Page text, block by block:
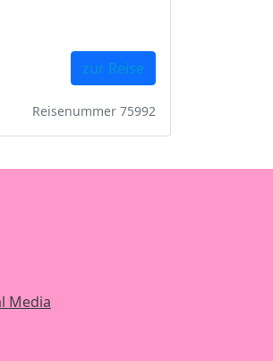
zur Reise
Reisenummer 75992
Media